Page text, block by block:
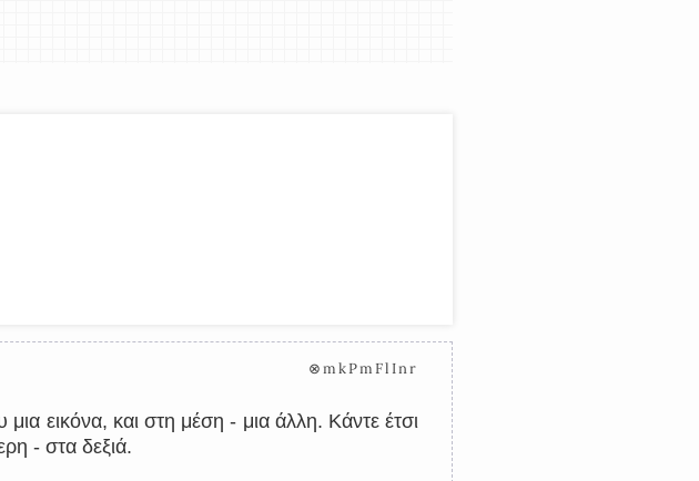
⊗mkPmFlInr
εικόνα, και στη μέση - μια άλλη. Κάντε έτσι
- στα δεξιά.